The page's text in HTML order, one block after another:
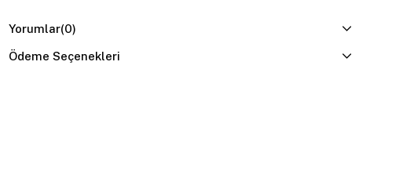
Yorumlar(0)
Ödeme Seçenekleri